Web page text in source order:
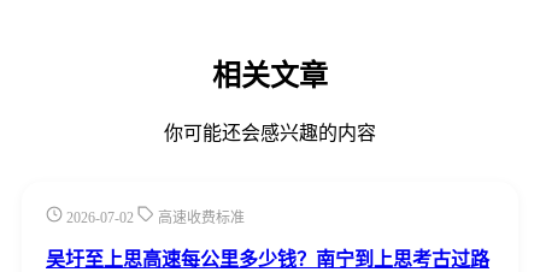
相关文章
你可能还会感兴趣的内容
2026-07-02 高速收费标准
吴圩至上思高速每公里多少钱？南宁到上思考古过路